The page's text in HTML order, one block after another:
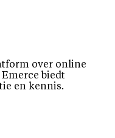
over online
biedt
en kennis.